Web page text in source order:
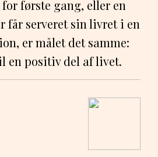
første gang, eller en
får serveret sin livret i en
er målet det samme:
en positiv del af livet.